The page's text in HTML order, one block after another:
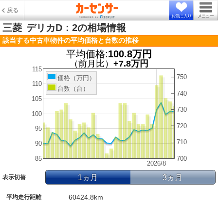
戻る
お気に入り メニュー
三菱 デリカD：2の相場情報
該当する中古車物件の平均価格と台数の推移
平均価格:100.8万円
（前月比） +7.8万円
2026/8
85
90
95
100
105
110
115
700
710
720
730
740
750
価格（万円）
台数（台）
表示切替 1ヵ月 3ヵ月
平均走行距離 60424.8km